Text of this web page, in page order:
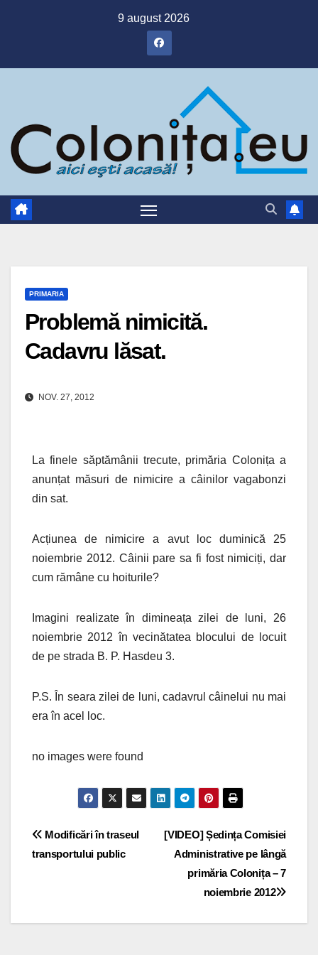
9 august 2026
PRIMARIA
Problemă nimicită.
Cadavru lăsat.
NOV. 27, 2012
La finele săptămânii trecute, primăria Colonița a
anunțat măsuri de nimicire a câinilor vagabonzi
din sat.
Acțiunea de nimicire a avut loc duminică 25
noiembrie 2012. Câinii pare sa fi fost nimiciți, dar
cum rămâne cu hoiturile?
Imagini realizate în dimineața zilei de luni, 26
noiembrie 2012 în vecinătatea blocului de locuit
de pe strada B. P. Hasdeu 3.
P.S. În seara zilei de luni, cadavrul câinelui nu mai
era în acel loc.
no images were found
Navigare
[VIDEO] Ședința Comisiei
Administrative pe lângă
primăria Colonița – 7
noiembrie 2012
Modificări în traseul
transportului public